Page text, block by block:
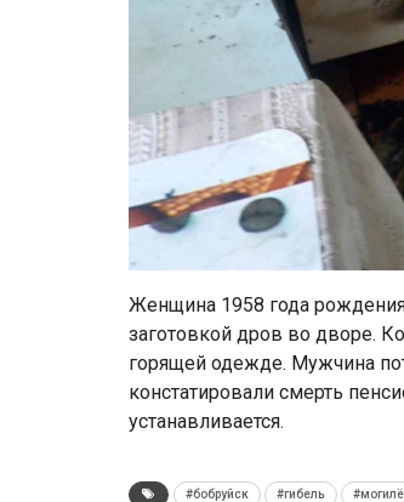
Женщина 1958 года рождения
заготовкой дров во дворе.
горящей одежде. Мужчина
констатировали смерть
устанавливается.
#бобруйск #гибель